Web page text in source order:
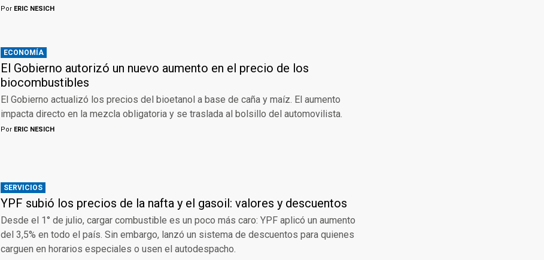
Por ERIC NESICH
ECONOMÍA
El Gobierno autorizó un nuevo aumento en el precio de los
biocombustibles
El Gobierno actualizó los precios del bioetanol a base de caña y maíz. El aumento
impacta directo en la mezcla obligatoria y se traslada al bolsillo del automovilista.
Por ERIC NESICH
SERVICIOS
YPF subió los precios de la nafta y el gasoil: valores y descuentos
Desde el 1° de julio, cargar combustible es un poco más caro: YPF aplicó un aumento
del 3,5% en todo el país. Sin embargo, lanzó un sistema de descuentos para quienes
carguen en horarios especiales o usen el autodespacho.